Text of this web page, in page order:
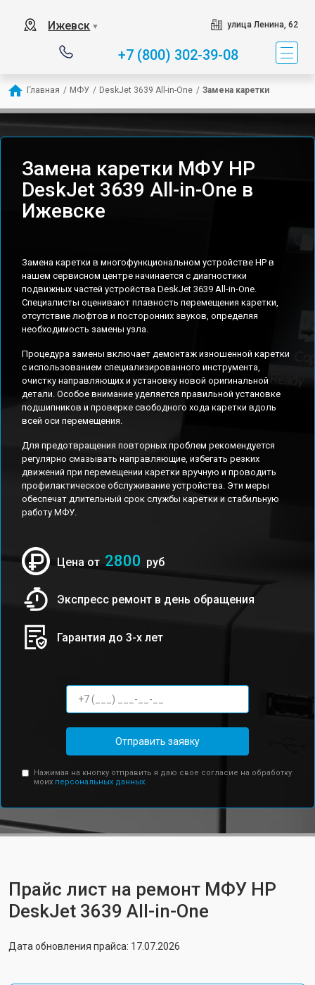
Ижевск ▼ улица Ленина, 62
+7 (800) 302-39-08
Главная / МФУ / DeskJet 3639 All-in-One / Замена каретки
Замена каретки МФУ HP
DeskJet 3639 All-in-One в
Ижевске
Замена каретки в многофункциональном устройстве HP в
нашем сервисном центре начинается с диагностики
подвижных частей устройства DeskJet 3639 All-in-One.
Специалисты оценивают плавность перемещения каретки,
отсутствие люфтов и посторонних звуков, определяя
необходимость замены узла.
Процедура замены включает демонтаж изношенной каретки
с использованием специализированного инструмента,
очистку направляющих и установку новой оригинальной
детали. Особое внимание уделяется правильной установке
подшипников и проверке свободного хода каретки вдоль
всей оси перемещения.
Для предотвращения повторных проблем рекомендуется
регулярно смазывать направляющие, избегать резких
движений при перемещении каретки вручную и проводить
профилактическое обслуживание устройства. Эти меры
обеспечат длительный срок службы каретки и стабильную
работу МФУ.
Цена от 2800 руб
Экспресс ремонт в день обращения
Гарантия до 3-х лет
Отправить заявку
Нажимая на кнопку отправить я даю свое согласие на обработку
моих персональных данных.
Прайс лист на ремонт МФУ HP
DeskJet 3639 All-in-One
Дата обновления прайса: 17.07.2026